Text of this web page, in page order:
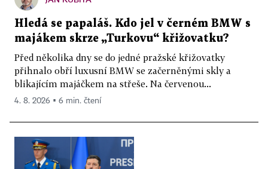
Hledá se papaláš. Kdo jel v černém BMW s
majákem skrze „Turkovu“ křižovatku?
Před několika dny se do jedné pražské křižovatky
přihnalo obří luxusní BMW se začerněnými skly a
blikajícím majáčkem na střeše. Na červenou...
4. 8. 2026 ▪ 6 min. čtení